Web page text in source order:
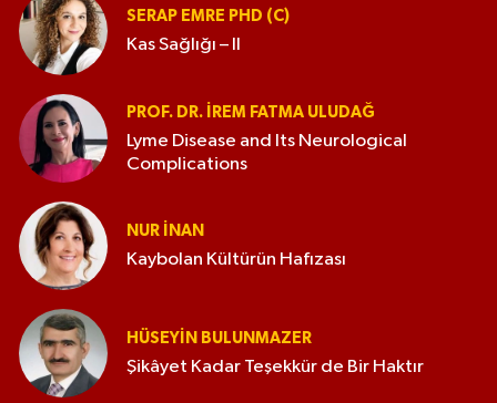
SERAP EMRE PHD (C)
Kas Sağlığı – II
PROF. DR. İREM FATMA ULUDAĞ
Lyme Disease and Its Neurological
Complications
NUR İNAN
Kaybolan Kültürün Hafızası
HÜSEYIN BULUNMAZER
Şikâyet Kadar Teşekkür de Bir Haktır